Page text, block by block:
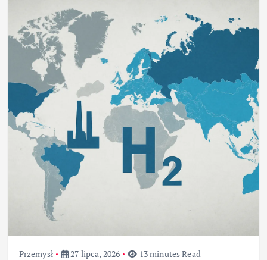
Przemysł 27 lipca, 2026 13 minutes Read